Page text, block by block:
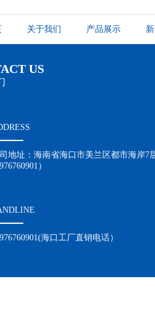
关于我们 产品展示
US
地址：海南省海口市美兰区都市海岸7
）
海口工厂直销电话）